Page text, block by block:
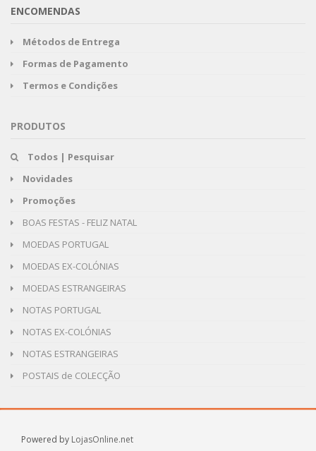
ENCOMENDAS
Métodos de Entrega
Formas de Pagamento
Termos e Condições
PRODUTOS
Todos | Pesquisar
Novidades
Promoções
BOAS FESTAS - FELIZ NATAL
MOEDAS PORTUGAL
MOEDAS EX-COLÓNIAS
MOEDAS ESTRANGEIRAS
NOTAS PORTUGAL
NOTAS EX-COLÓNIAS
NOTAS ESTRANGEIRAS
POSTAIS de COLECÇÃO
Powered by LojasOnline.net